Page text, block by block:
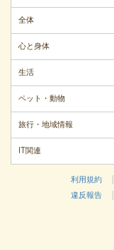
全体
心と身体
生活
ペット・動物
旅行・地域情報
IT関連
利用規約 |
違反報告
|